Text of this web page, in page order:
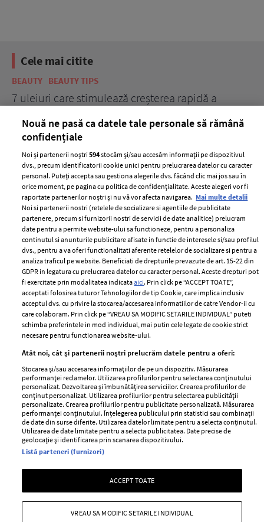
Cele mai citite
BEAUTY BEAUTY TIPS
7 uleiuri care stimulează creșterea rapidă a
ELLE Style Awards
2024
Despre ELLE
Romania
Contact
Abonamente
Termeni si conditii
Politica de
confidențialitate
Politica de cookies
Publicitate
GSP
Unica
Baby
Retete
femei
Viva
Avantaje
Retete practice
Pariază responsabil! Decizia ONJN nr. 821/25.09.2025.
Jocurile de noroc sunt interzise minorilor.
Copyright © 2026 Ringier Romania SRL
Nouă ne pasă ca datele tale personale să rămână
confidențiale
Noi și partenerii noștri594stocăm și/sau accesăm informații pe dispozitivul
dvs., precum identificatorii cookie unici pentru prelucrarea datelor cu caracter
personal. Puteți accepta sau gestiona alegerile dvs. făcând clic mai jos sau în
orice moment, pe pagina cu politica de confidențialitate. Aceste alegeri vor fi
raportate partenerilor noștri și nu vă vor afecta navigarea. Mai multe detalii
Noi si partenerii nostri (retelele de socializare si agentiile de publicitate
partenere, precum si furnizorii nostri de servicii de date analitice) prelucram
date pentru a permite website-ului sa functioneze, pentru a personaliza
continutul si anunturile publicitare afisate in functie de interesele si/sau profilul
dvs., pentru a va oferi functionalitati aferente retelelor de socializare si pentru a
analiza traficul pe website. Beneficiati de drepturile prevazute de art. 15-22 din
GDPR in legatura cu prelucrarea datelor cu caracter personal. Aceste drepturi pot
fi exercitate prin modalitatea indicataaici. Prin click pe “ACCEPT TOATE”,
acceptati folosirea tuturor Tehnologiilor de tip Cookie, care implica inclusiv
acceptul dvs. cu privire la stocarea/accesarea informatiilor de catre Vendor-ii cu
care colaboram. Prin click pe “VREAU SA MODIFIC SETARILE INDIVIDUAL” puteti
schimba preferintele in mod individual, mai putin cele legate de cookie strict
necesare pentru functionarea website-ului.
Atât noi, cât și partenerii noștri prelucrăm datele pentru a oferi:
Stocarea și/sau accesarea informațiilor de pe un dispozitiv. Măsurarea
performanței reclamelor. Utilizarea profilurilor pentru selectarea conținutului
personalizat. Dezvoltarea și îmbunătățirea serviciilor. Crearea profilurilor de
conținut personalizat. Utilizarea profilurilor pentru selectarea publicității
personalizate. Crearea profilurilor pentru publicitate personalizată. Măsurarea
performanței conținutului. Înțelegerea publicului prin statistici sau combinații
de date din surse diferite. Utilizarea datelor limitate pentru a selecta conținutul.
Utilizarea de date limitate pentru a selecta publicitatea. Date precise de
geolocație și identificarea prin scanarea dispozitivului.
Listă parteneri (furnizori)
ACCEPT TOATE
VREAU SA MODIFIC SETARILE INDIVIDUAL